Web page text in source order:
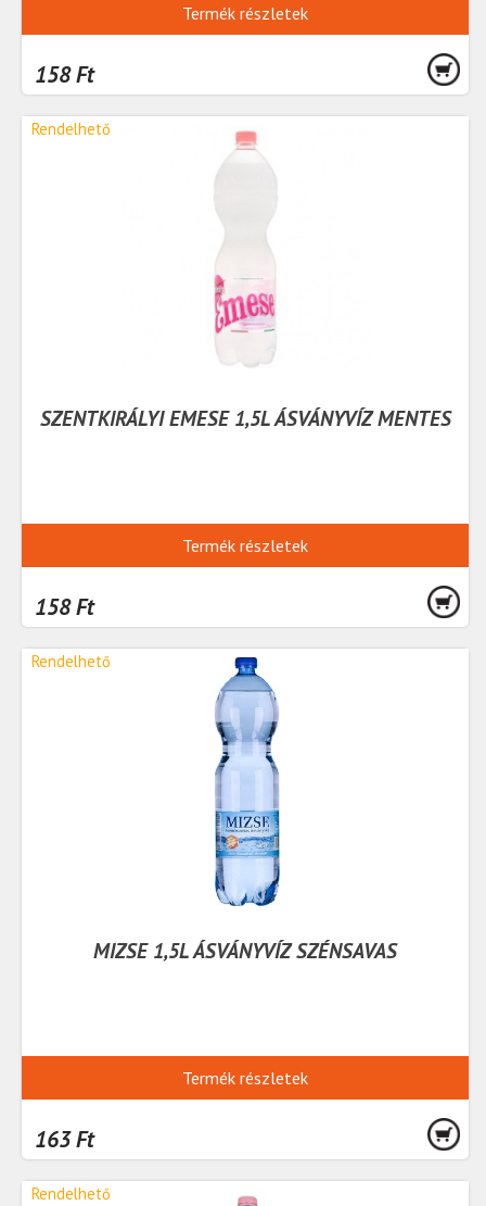
Termék részletek
158 Ft
Rendelhető
SZENTKIRÁLYI EMESE 1,5L ÁSVÁNYVÍZ MENTES
Termék részletek
158 Ft
Rendelhető
MIZSE 1,5L ÁSVÁNYVÍZ SZÉNSAVAS
Termék részletek
163 Ft
Rendelhető